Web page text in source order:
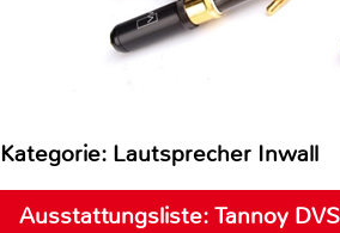
Kategorie: Lautsprecher Inwall
Ausstattungsliste: Tannoy